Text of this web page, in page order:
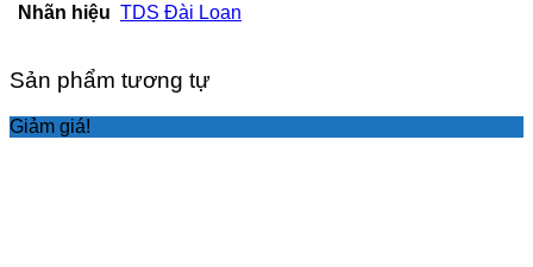
Nhãn hiệu TDS Đài Loan
Sản phẩm tương tự
Giảm giá!